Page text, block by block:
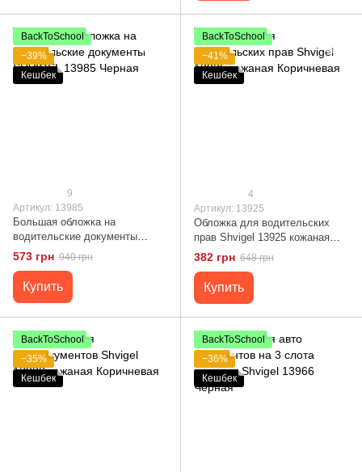
BackToSchool
−39%
Кешбек
9
Артикул: 13985
Большая обложка на
водительские документы
SHVIGEL 13985 Черная
573 грн 940 грн
Купить
BackToSchool
−41%
Кешбек
4
Артикул: 13925
Обложка для водительских
прав Shvigel 13925 кожаная
Коричневая
382 грн 648 грн
Купить
BackToSchool
−35%
Кешбек
BackToSchool
−36%
Кешбек